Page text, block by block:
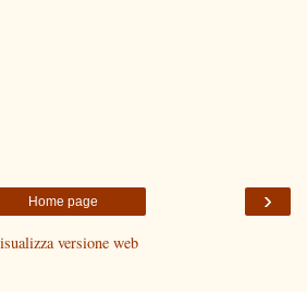
›
Home page
versione web